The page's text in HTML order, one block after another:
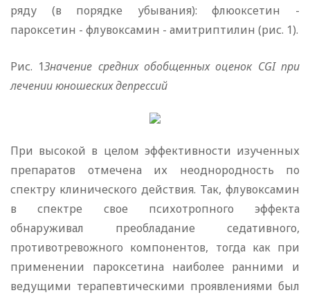
ряду (в порядке убывания): флюоксетин -
пароксетин - флувоксамин - амитриптилин (рис. 1).
Рис. 1Значение средних обобщенных оценок CGI при
лечении юношеских депрессий
При высокой в целом эффективности изученных
препаратов отмечена их неоднородность по
спектру клинического действия. Так, флувоксамин
в спектре свое психотропного эффекта
обнаруживал преобладание седативного,
противотревожного компонентов, тогда как при
применении пароксетина наиболее ранними и
ведущими терапевтическими проявлениями был